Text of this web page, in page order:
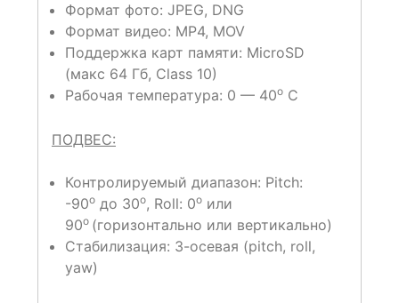
Формат фото: JPEG, DNG
Формат видео: MP4, MOV
Поддержка карт памяти: MicroSD
(макс 64 Гб, Class 10)
Рабочая температура: 0 — 40o C
ПОДВЕС:
Контролируемый диапазон: Pitch:
-90o до 30o, Roll: 0o или
90o (горизонтально или вертикально)
Стабилизация: 3-осевая (pitch, roll,
yaw)